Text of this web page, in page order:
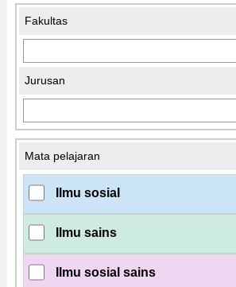
Fakultas
Jurusan
Mata pelajaran
Ilmu sosial
Ilmu sains
Ilmu sosial sains